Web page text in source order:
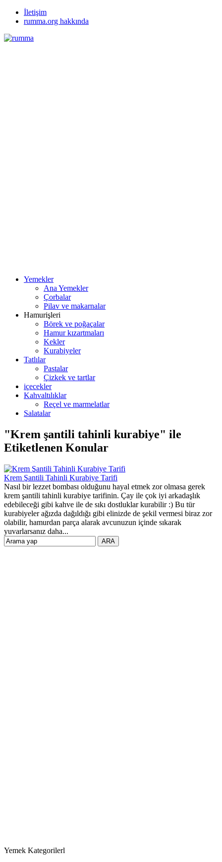
İletişim
rumma.org hakkında
Yemekler
Ana Yemekler
Çorbalar
Pilav ve makarnalar
Hamurişleri
Börek ve poğaçalar
Hamur kızartmaları
Kekler
Kurabiyeler
Tatlılar
Pastalar
Çizkek ve tartlar
içecekler
Kahvaltılıklar
Reçel ve marmelatlar
Salatalar
"Krem şantili tahinli kurabiye" ile
Etiketlenen Konular
Krem Şantili Tahinli Kurabiye Tarifi
Nasıl bir lezzet bombası olduğunu hayal etmek zor olmasa gerek
krem şantili tahinli kurabiye tarifinin. Çay ile çok iyi arkadaşlık
edebileceği gibi kahve ile de sıkı dostluklar kurabilir :) Bu tür
kurabiyeler ağızda dağıldığı gibi elinizde de şekil vermesi biraz zor
olabilir, hamurdan parça alarak avcunuzun içinde sıkarak
yuvarlarsanız daha...
Yemek Kategorilerl